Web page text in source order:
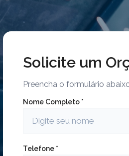
Solicite um
Preencha o formulário
Nome Completo *
Telefone *